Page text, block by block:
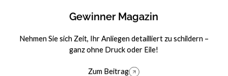
Gewinner Magazin
Nehmen Sie sich Zeit, Ihr Anliegen detailliert zu schildern –
ganz ohne Druck oder Eile!
Zum Beitrag